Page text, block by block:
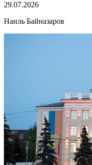
29.07.2026
Наиль Байназаров